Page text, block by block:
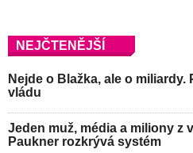
NEJČTENĚJŠÍ
Nejde o Blažka, ale o
vládu
Jeden muž, média a miliony z
Paukner rozkrývá systém